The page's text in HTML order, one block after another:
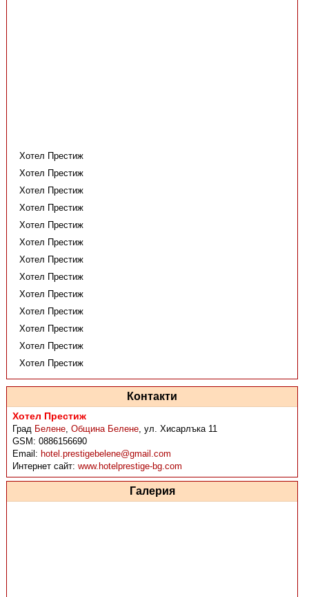
Хотел Престиж
Хотел Престиж
Хотел Престиж
Хотел Престиж
Хотел Престиж
Хотел Престиж
Хотел Престиж
Хотел Престиж
Хотел Престиж
Хотел Престиж
Хотел Престиж
Хотел Престиж
Хотел Престиж
Контакти
Хотел Престиж
Град Белене,Община Белене,ул. Хисарлъка 11
GSM:0886156690
Email: hotel.prestigebelene@gmail.com
Интернет сайт:www.hotelprestige-bg.com
Галерия